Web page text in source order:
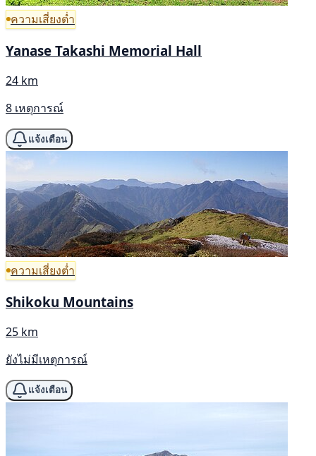
ความเสี่ยงต่ำ
Yanase Takashi Memorial Hall
24 km
8 เหตุการณ์
แจ้งเตือน
ความเสี่ยงต่ำ
Shikoku Mountains
25 km
ยังไม่มีเหตุการณ์
แจ้งเตือน